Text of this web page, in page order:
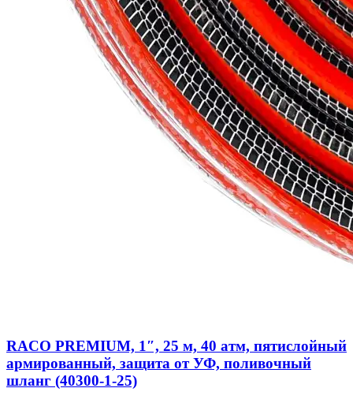
RACO PREMIUM, 1″, 25 м, 40 атм, пятислойный
армированный, защита от УФ, поливочный
шланг (40300-1-25)